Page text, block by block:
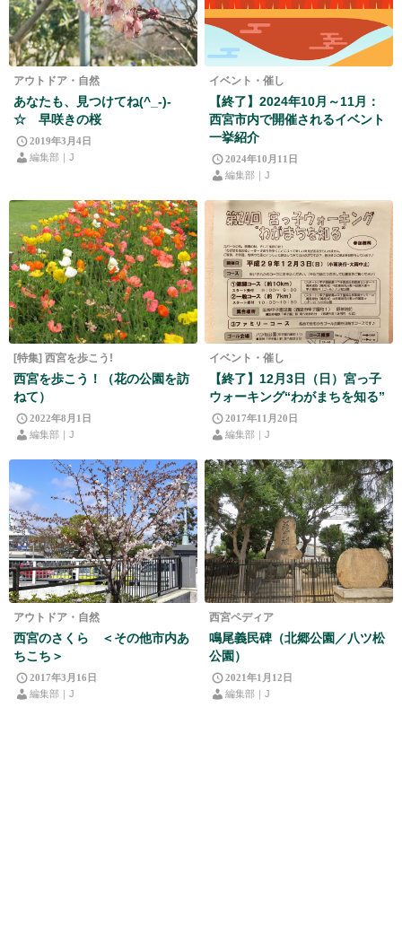
アウトドア・自然
あなたも、見つけてね(^_-)-
☆ 早咲きの桜
2019年3月4日
編集部｜J
イベント・催し
【終了】2024年10月～11月：
西宮市内で開催されるイベント
一挙紹介
2024年10月11日
編集部｜J
[特集] 西宮を歩こう!
西宮を歩こう！（花の公園を訪
ねて）
2022年8月1日
編集部｜J
イベント・催し
【終了】12月3日（日）宮っ子
ウォーキング“わがまちを知る”
2017年11月20日
編集部｜J
アウトドア・自然
西宮のさくら ＜その他市内あ
ちこち＞
2017年3月16日
編集部｜J
西宮ペディア
鳴尾義民碑（北郷公園／八ツ松
公園）
2021年1月12日
編集部｜J